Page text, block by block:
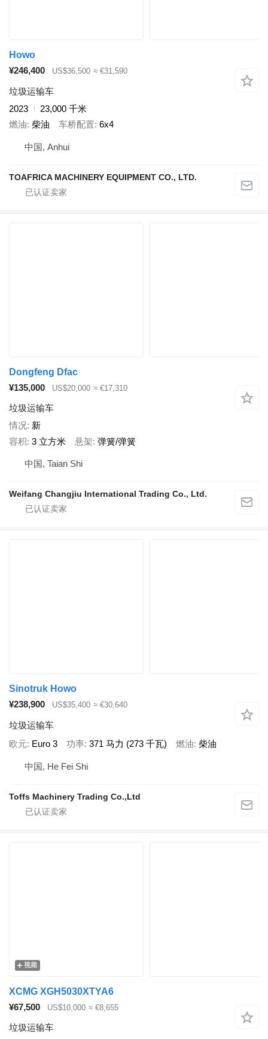
Howo
¥246,400
US$36,500 ≈ €31,590
垃圾运输车
2023
23,000 千米
燃油 柴油 车桥配置 6x4
中国, Anhui
TOAFRICA MACHINERY EQUIPMENT CO., LTD.
Dongfeng Dfac
¥135,000
US$20,000 ≈ €17,310
垃圾运输车
情况 新
容积 3 立方米 悬架 弹簧/弹簧
中国, Taian Shi
Weifang Changjiu International Trading Co., Ltd.
Sinotruk Howo
¥238,900
US$35,400 ≈ €30,640
垃圾运输车
欧元 Euro 3 功率 371 马力 (273 千瓦) 燃油 柴油
中国, He Fei Shi
Toffs Machinery Trading Co.,Ltd
视频
XCMG XGH5030XTYA6
¥67,500
US$10,000 ≈ €8,655
垃圾运输车